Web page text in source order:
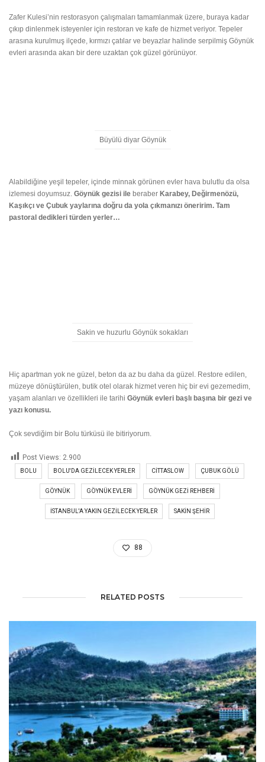
Zafer Kulesi’nin restorasyon çalışmaları tamamlanmak üzere, buraya kadar
çıkıp dinlenmek isteyenler için restoran ve kafe de hizmet veriyor. Tepeler
arasına kurulmuş ilçede, kırmızı çatılar ve beyazlar halinde serpilmiş Göynük
evleri arasında akan bir dere uzaktan çok güzel görünüyor.
Sakin ve huzurlu Göynük sokakları
Hiç apartman yok ne güzel, beton da az bu daha da güzel. Restore edilen,
Post Views: 2.900
BOLU BOLU'DA GEZILECEK YERLER CITTASLOW ÇUBUK GÖLÜ
GÖYNÜK GÖYNÜK EVLERI GÖYNÜK GEZI REHBERI
İSTANBUL'A YAKIN GEZILECEK YERLER SAKIN ŞEHIR
88